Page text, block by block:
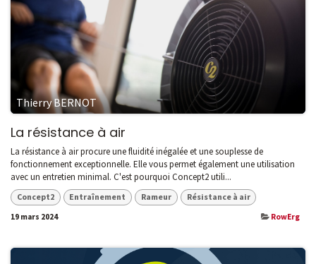
Thierry BERNOT
La résistance à air
La résistance à air procure une fluidité inégalée et une souplesse de
fonctionnement exceptionnelle. Elle vous permet également une utilisation
avec un entretien minimal. C'est pourquoi Concept2 utili...
Concept2 Entraînement Rameur Résistance à air
19 mars 2024 RowErg